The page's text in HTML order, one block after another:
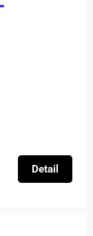
Detail